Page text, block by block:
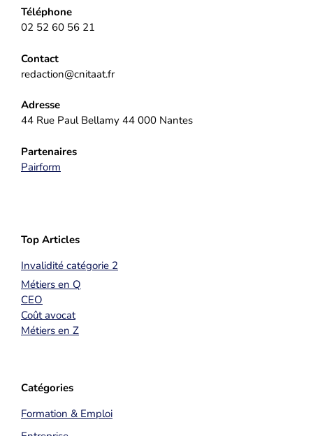
Téléphone
02 52 60 56 21
Contact
redaction@cnitaat.fr
Adresse
44 Rue Paul Bellamy 44 000 Nantes
Partenaires
Pairform
Top Articles
Invalidité catégorie 2
Métiers en Q
CEO
Coût avocat
Métiers en Z
Catégories
Formation & Emploi